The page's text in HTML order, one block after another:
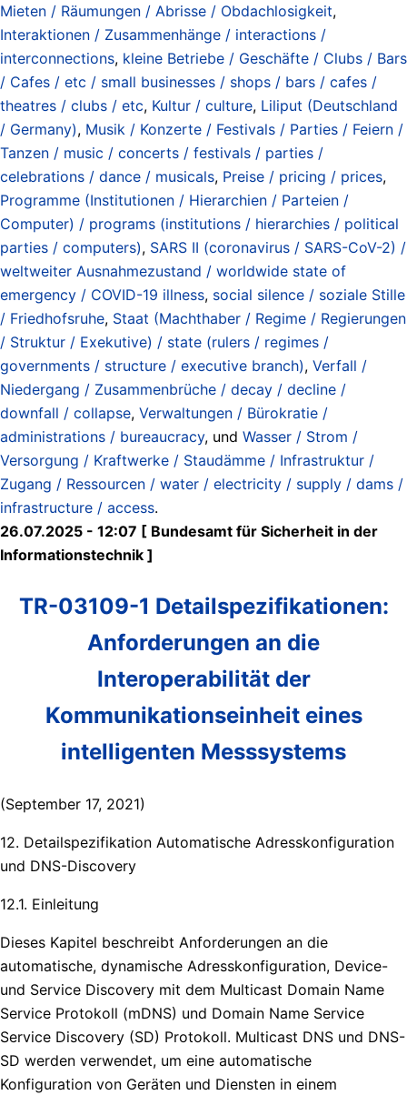
Mieten / Räumungen / Abrisse / Obdachlosigkeit,
Interaktionen / Zusammenhänge / interactions /
interconnections, kleine Betriebe / Geschäfte / Clubs / Bars
/ Cafes / etc / small businesses / shops / bars / cafes /
theatres / clubs / etc, Kultur / culture, Liliput (Deutschland
/ Germany), Musik / Konzerte / Festivals / Parties / Feiern /
Tanzen / music / concerts / festivals / parties /
celebrations / dance / musicals, Preise / pricing / prices,
Programme (Institutionen / Hierarchien / Parteien /
Computer) / programs (institutions / hierarchies / political
parties / computers), SARS II (coronavirus / SARS-CoV-2) /
weltweiter Ausnahmezustand / worldwide state of
emergency / COVID-19 illness, social silence / soziale Stille
/ Friedhofsruhe, Staat (Machthaber / Regime / Regierungen
/ Struktur / Exekutive) / state (rulers / regimes /
governments / structure / executive branch), Verfall /
Niedergang / Zusammenbrüche / decay / decline /
downfall / collapse, Verwaltungen / Bürokratie /
administrations / bureaucracy, und Wasser / Strom /
Versorgung / Kraftwerke / Staudämme / Infrastruktur /
Zugang / Ressourcen / water / electricity / supply / dams /
infrastructure / access.
26.07.2025 - 12:07 [ Bundesamt für Sicherheit in der
Informationstechnik ]
TR-03109-1 Detailspezifikationen:
Anforderungen an die
Interoperabilität der
Kommunikationseinheit eines
intelligenten Messsystems
(September 17, 2021)
12. Detailspezifikation Automatische Adresskonfiguration
und DNS-Discovery
12.1. Einleitung
Dieses Kapitel beschreibt Anforderungen an die
automatische, dynamische Adresskonfiguration, Device-
und Service Discovery mit dem Multicast Domain Name
Service Protokoll (mDNS) und Domain Name Service
Service Discovery (SD) Protokoll. Multicast DNS und DNS-
SD werden verwendet, um eine automatische
Konfiguration von Geräten und Diensten in einem